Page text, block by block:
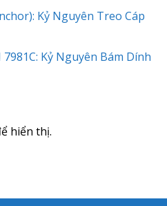
Kỷ Nguyên Treo Cáp
Kỷ Nguyên Bám Dính
hiển thị.